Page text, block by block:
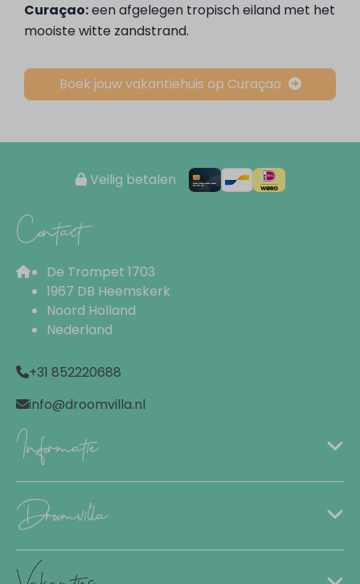
Curaçao:een afgelegen tropisch eiland met het
mooiste witte zandstrand.
Boek jouw vakantiehuis op Curaçao
Veilig betalen
Contact
De Trompet 1703
1967 DB Heemskerk
Noord Holland
Nederland
+31 852220688
info@droomvilla.nl
Informatie
Droomvilla